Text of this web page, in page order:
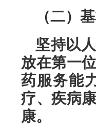
（二）
坚持以
放在第一
药服务能
疗、疾病
康。